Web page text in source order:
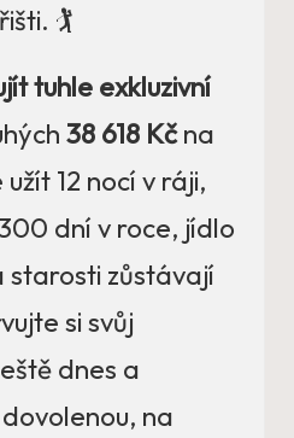
🏌️
tuhle exkluzivní
38 618 Kčna
12 nocí v ráji,
dní v roce, jídlo
starosti zůstávají
si svůj
dnes a
na